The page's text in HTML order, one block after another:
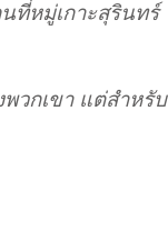
ที่หมู่เกาะสุรินทร์
กเขา แต่สำหรั